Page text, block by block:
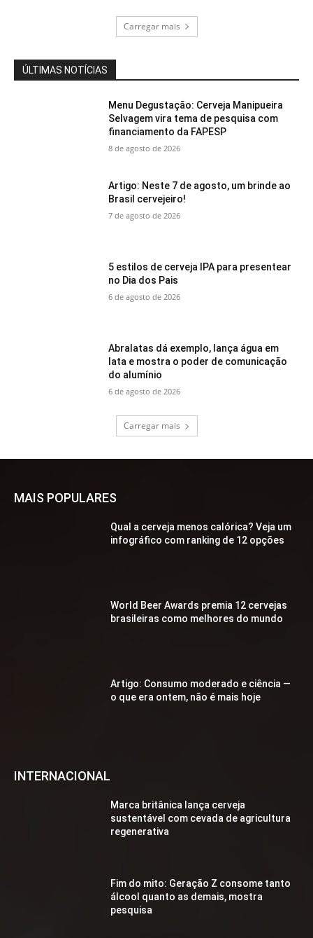
Carregar mais
ÚLTIMAS NOTÍCIAS
Menu Degustação: Cerveja Manipueira
Selvagem vira tema de pesquisa com
financiamento da FAPESP
8 de agosto de 2026
Artigo: Neste 7 de agosto, um brinde ao
Brasil cervejeiro!
7 de agosto de 2026
5 estilos de cerveja IPA para presentear
no Dia dos Pais
6 de agosto de 2026
Abralatas dá exemplo, lança água em
lata e mostra o poder de comunicação
do alumínio
6 de agosto de 2026
Carregar mais
MAIS POPULARES
Qual a cerveja menos calórica? Veja um
infográfico com ranking de 12 opções
World Beer Awards premia 12 cervejas
brasileiras como melhores do mundo
Artigo: Consumo moderado e ciência —
o que era ontem, não é mais hoje
INTERNACIONAL
Marca britânica lança cerveja
sustentável com cevada de agricultura
regenerativa
Fim do mito: Geração Z consome tanto
álcool quanto as demais, mostra
pesquisa